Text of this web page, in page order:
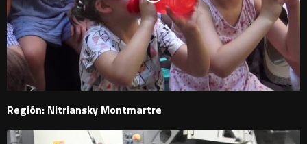
Región: Nitriansky Montmartre